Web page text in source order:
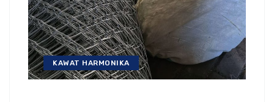
KAWAT HARMONIKA